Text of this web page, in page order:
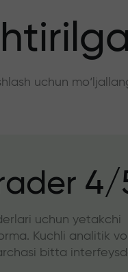
uchun
4/
uchun yetakchi
Kuchli analitik
bitta